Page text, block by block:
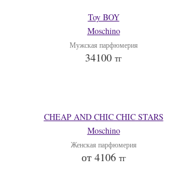
Toy BOY
Moschino
Мужская парфюмерия
34100 тг
CHEAP AND CHIC CHIC STARS
Moschino
Женская парфюмерия
от 4106 тг